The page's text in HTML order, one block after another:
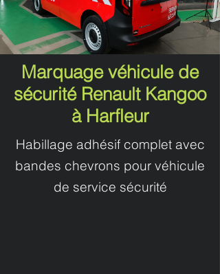
Marquage véhicule de
sécurité Renault Kangoo
à Harfleur
Habillage adhésif complet avec
bandes chevrons pour véhicule
de service sécurité